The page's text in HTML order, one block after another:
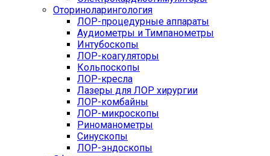
Оториноларингология
ЛОР-процедурные аппараты
Аудиометры и Тимпанометры
Интубоскопы
ЛОР-коагуляторы
Кольпоскопы
ЛОР-кресла
Лазеры для ЛОР хирургии
ЛОР-комбайны
ЛОР-микроскопы
Риноманометры
Синускопы
ЛОР-эндоскопы